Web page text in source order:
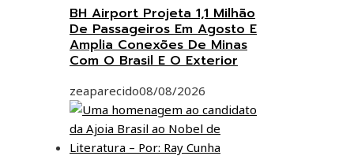
BH Airport Projeta 1,1 Milhão
De Passageiros Em Agosto E
Amplia Conexões De Minas
Com O Brasil E O Exterior
zeaparecido08/08/2026